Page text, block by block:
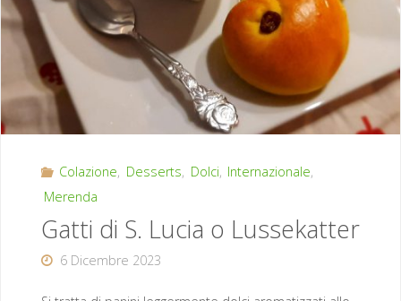
Colazione, Desserts, Dolci, Internazionale,
Merenda
Gatti di S. Lucia o Lussekatter
6 Dicembre 2023